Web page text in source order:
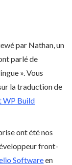
par Nathan, un
parlé de
». Vous
la traduction de
WP Build
ont été nos
front-
Softwareen